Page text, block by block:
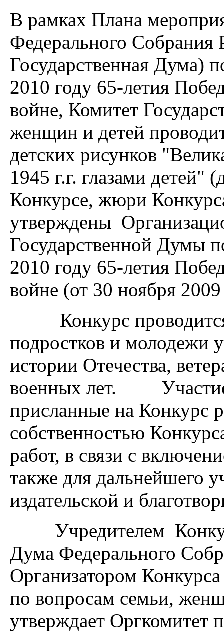
В рамках Плана
Федерального Собрания
Государственная Дума)
2010 году 65-летия
войне, Комитет
женщин и детей
детских рисунков
1945 г.г. глазами детей"
Конкурсе, жюри
утверждены
Государственной Думы
2010 году 65-летия
войне (от 30 ноября
Конкурс проводится
подростков и молодежи
истории Отечества,
военных лет. Участие
присланные на Конкурс
собственностью
работ, в связи с
также для дальнейшего
издательской и
Учредителем
Дума Федерального
Организатором Конкурса
по вопросам семьи,
утверждает Оргкомитет